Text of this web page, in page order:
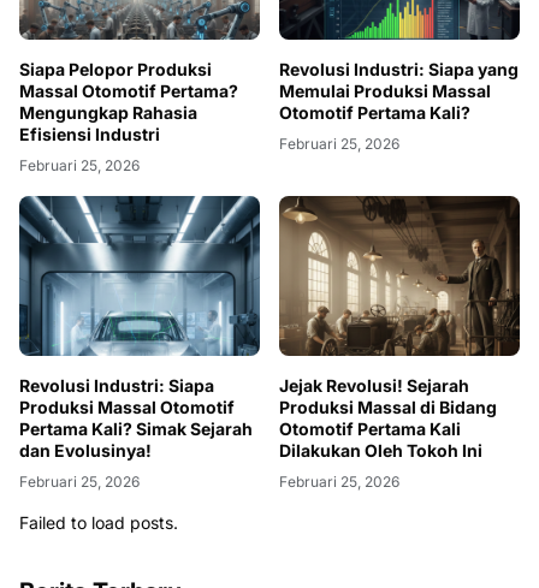
Siapa Pelopor Produksi
Massal Otomotif Pertama?
Mengungkap Rahasia
Efisiensi Industri
Februari 25, 2026
Revolusi Industri: Siapa yang
Memulai Produksi Massal
Otomotif Pertama Kali?
Februari 25, 2026
Revolusi Industri: Siapa
Produksi Massal Otomotif
Pertama Kali? Simak Sejarah
dan Evolusinya!
Februari 25, 2026
Jejak Revolusi! Sejarah
Produksi Massal di Bidang
Otomotif Pertama Kali
Dilakukan Oleh Tokoh Ini
Februari 25, 2026
Failed to load posts.